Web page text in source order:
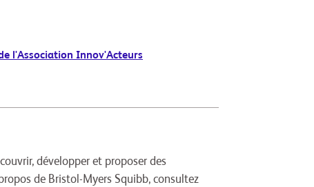
l'Association Innov'Acteurs
développer et proposer des
de Bristol-Myers Squibb, consultez